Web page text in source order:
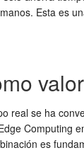
Esta es
valor
real se ha
Computing
es